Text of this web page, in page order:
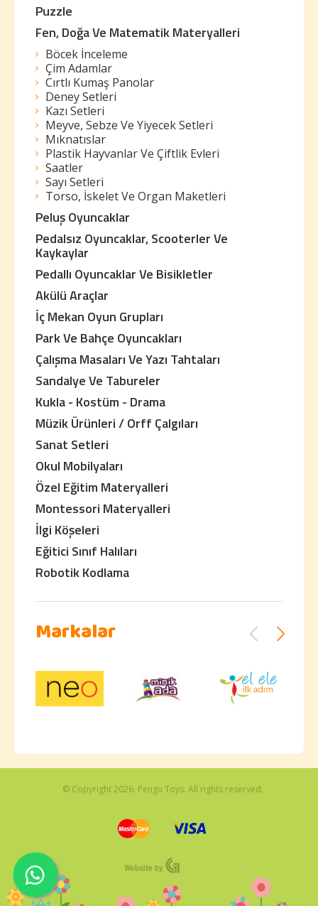
Puzzle
Fen, Doğa Ve Matematik Materyalleri
Böcek İnceleme
Çim Adamlar
Cırtlı Kumaş Panolar
Deney Setleri
Kazı Setleri
Meyve, Sebze Ve Yiyecek Setleri
Mıknatıslar
Plastik Hayvanlar Ve Çiftlik Evleri
Saatler
Sayı Setleri
Torso, İskelet Ve Organ Maketleri
Peluş Oyuncaklar
Pedalsız Oyuncaklar, Scooterler Ve
Kaykaylar
Pedallı Oyuncaklar Ve Bisikletler
Akülü Araçlar
İç Mekan Oyun Grupları
Park Ve Bahçe Oyuncakları
Çalışma Masaları Ve Yazı Tahtaları
Sandalye Ve Tabureler
Kukla - Kostüm - Drama
Müzik Ürünleri / Orff Çalgıları
Sanat Setleri
Okul Mobilyaları
Özel Eğitim Materyalleri
Montessori Materyalleri
İlgi Köşeleri
Eğitici Sınıf Halıları
Robotik Kodlama
Markalar
© Copyright 2026. Pengu Toys. All rights reserved.